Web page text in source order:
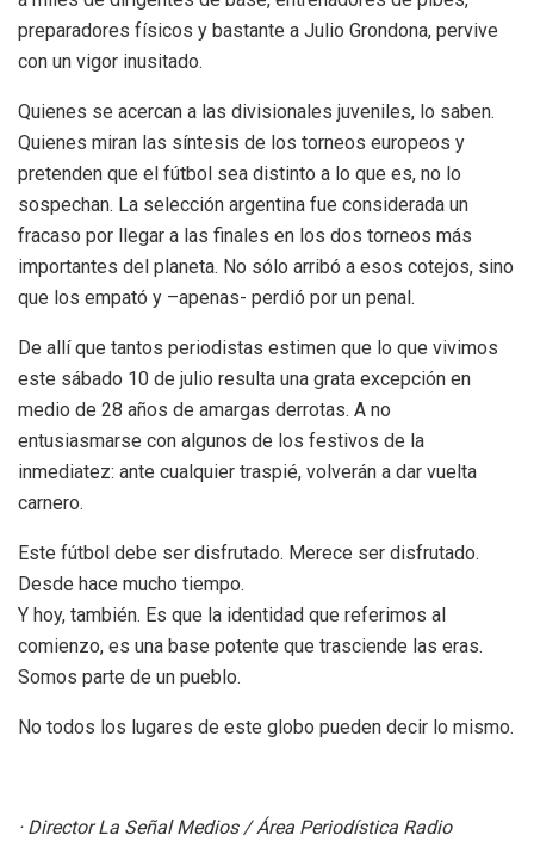
preparadores físicos y bastante a Julio Grondona, pervive
con un vigor inusitado.
Quienes se acercan a las divisionales juveniles, lo saben.
Quienes miran las síntesis de los torneos europeos y
pretenden que el fútbol sea distinto a lo que es, no lo
sospechan. La selección argentina fue considerada un
fracaso por llegar a las finales en los dos torneos más
importantes del planeta. No sólo arribó a esos cotejos, sino
que los empató y –apenas- perdió por un penal.
De allí que tantos periodistas estimen que lo que vivimos
este sábado 10 de julio resulta una grata excepción en
medio de 28 años de amargas derrotas. A no
entusiasmarse con algunos de los festivos de la
inmediatez: ante cualquier traspié, volverán a dar vuelta
carnero.
Este fútbol debe ser disfrutado. Merece ser disfrutado.
Desde hace mucho tiempo.
Y hoy, también. Es que la identidad que referimos al
comienzo, es una base potente que trasciende las eras.
Somos parte de un pueblo.
No todos los lugares de este globo pueden decir lo mismo.
· Director La Señal Medios / Área Periodística Radio